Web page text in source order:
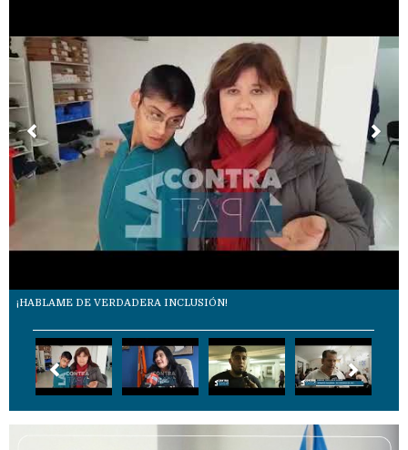
¡HABLAME DE VERDADERA INCLUSIÓN!